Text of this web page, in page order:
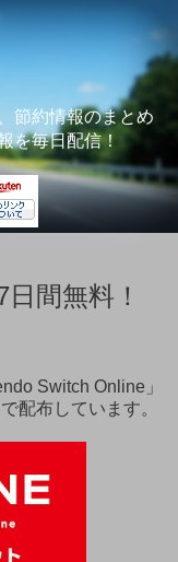
節約情報のまとめ
を毎日配信！
間無料！
Switch Online」
配布しています。